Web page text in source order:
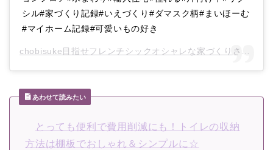
シル#家づくり記録#いえづくり#ダマスク柄#まいほーむ
#マイホーム記録#可愛いもの好き
chobisuke目指せフレンチシックオシャレな家づくり さん(@chobisuke0815)がシェアした投稿 –
あわせて読みたい
とっても便利で費用削減にも！トイレの収納
方法は棚板でおしゃれ＆シンプルに☆